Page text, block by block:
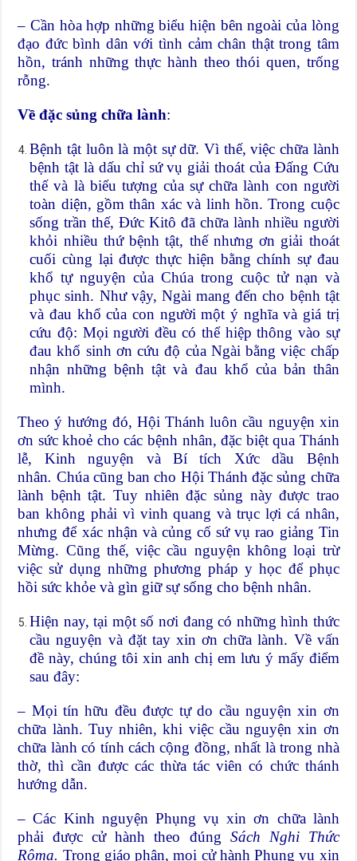
– Cần hòa hợp những biểu hiện bên ngoài của lòng
đạo đức bình dân với tình cảm chân thật trong tâm
hồn, tránh những thực hành theo thói quen, trống
rỗng.
Về đặc sủng chữa lành:
Bệnh tật luôn là một sự dữ. Vì thế, việc chữa lành
bệnh tật là dấu chỉ sứ vụ giải thoát của Đấng Cứu
thế và là biểu tượng của sự chữa lành con người
toàn diện, gồm thân xác và linh hồn. Trong cuộc
sống trần thế, Đức Kitô đã chữa lành nhiều người
khỏi nhiều thứ bệnh tật, thế nhưng ơn giải thoát
cuối cùng lại được thực hiện bằng chính sự đau
khổ tự nguyện của Chúa trong cuộc tử nạn và
phục sinh. Như vậy, Ngài mang đến cho bệnh tật
và đau khổ của con người một ý nghĩa và giá trị
cứu độ: Mọi người đều có thể hiệp thông vào sự
đau khổ sinh ơn cứu độ của Ngài bằng việc chấp
nhận những bệnh tật và đau khổ của bản thân
mình.
Theo ý hướng đó, Hội Thánh luôn cầu nguyện xin
ơn sức khoẻ cho các bệnh nhân, đặc biệt qua Thánh
lễ, Kinh nguyện và Bí tích Xức dầu Bệnh
nhân. Chúa cũng ban cho Hội Thánh đặc sủng chữa
lành bệnh tật. Tuy nhiên đặc sủng này được trao
ban không phải vì vinh quang và trục lợi cá nhân,
nhưng để xác nhận và củng cố sứ vụ rao giảng Tin
Mừng. Cũng thế, việc cầu nguyện không loại trừ
việc sử dụng những phương pháp y học để phục
hồi sức khỏe và gìn giữ sự sống cho bệnh nhân.
Hiện nay, tại một số nơi đang có những hình thức
cầu nguyện và đặt tay xin ơn chữa lành. Về vấn
đề này, chúng tôi xin anh chị em lưu ý mấy điểm
sau đây:
– Mọi tín hữu đều được tự do cầu nguyện xin ơn
chữa lành. Tuy nhiên, khi việc cầu nguyện xin ơn
chữa lành có tính cách cộng đồng, nhất là trong nhà
thờ, thì cần được các thừa tác viên có chức thánh
hướng dẫn.
– Các Kinh nguyện Phụng vụ xin ơn chữa lành
phải được cử hành theo đúng Sách Nghi Thức
Rôma. Trong giáo phận, mọi cử hành Phụng vụ xin